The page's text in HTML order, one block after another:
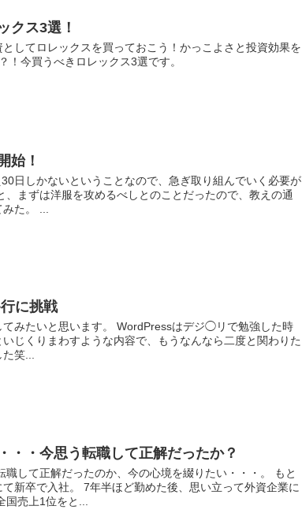
クス3選！
してロレックスを買っておこう！かっこよさと投資効果を
！今買うべきロレックス3選です。
始！
日しかないということなので、急ぎ取り組んでいく必要が
まずは洋服を攻めるべしとのことだったので、教えの通
た。 ...
に挑戦
みたいと思います。 WordPressはデジ◯リで勉強した時
じくりまわすような内容で、もうなんなら二度と関わりた
た笑...
・・今思う転職して正解だったか？
して正解だったのか、今の心境を綴りたい・・・。 もと
新卒で入社。 7年半ほど勤めた後、思い立って外資企業に
売上1位をと...